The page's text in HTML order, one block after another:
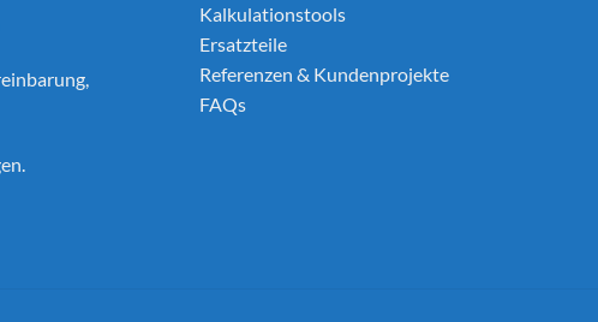
Kalkulationstools
Ersatzteile
Referenzen & Kundenprojekte
FAQs